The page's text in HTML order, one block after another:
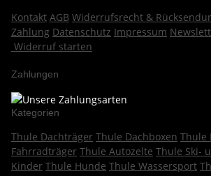
Kontakt AGB Widerrufsrecht &
Zahlung Datenschutz Impressum
Widerruf starten
Zahlungen
Kategorien
Thule Dachträger Thule Dachboxen Thule
Fahrradträger Thule Autozelte Thule Ski-
Kinder Thule Hunde Thule Wassersport